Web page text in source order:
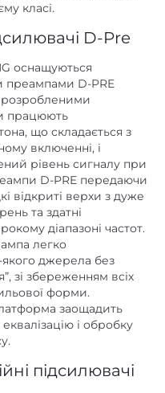
класі.
D-Pre
оснащуються
преампами D-PRE
розробленими
працюють
що складається з
включенні, і
рівень сигналу при
D-PRE передаючи
відкриті верхи з дуже
та здатні
діапазоні частот.
легко
якого джерела без
зі збереженням всіх
форми.
заощадить
і обробку
підсилювачі